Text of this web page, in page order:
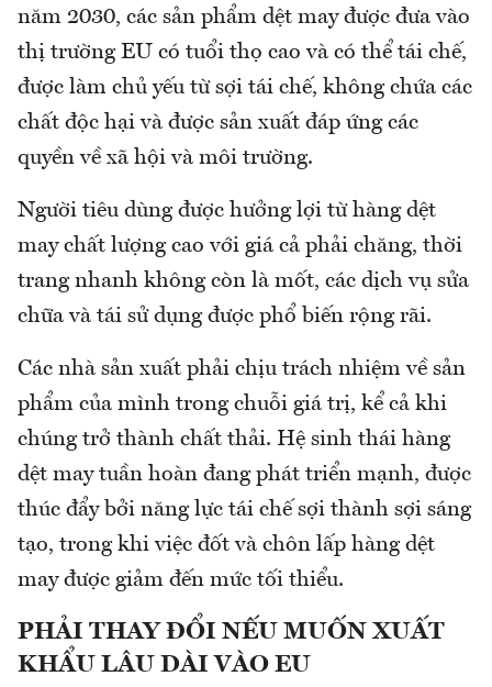
năm 2030, các sản phẩm dệt may được đưa vào
thị trường EU có tuổi thọ cao và có thể tái chế,
được làm chủ yếu từ sợi tái chế, không chứa các
chất độc hại và được sản xuất đáp ứng các
quyền về xã hội và môi trường.
Người tiêu dùng được hưởng lợi từ hàng dệt
may chất lượng cao với giá cả phải chăng, thời
trang nhanh không còn là mốt, các dịch vụ sửa
chữa và tái sử dụng được phổ biến rộng rãi.
Các nhà sản xuất phải chịu trách nhiệm về sản
phẩm của mình trong chuỗi giá trị, kể cả khi
chúng trở thành chất thải. Hệ sinh thái hàng
dệt may tuần hoàn đang phát triển mạnh, được
thúc đẩy bởi năng lực tái chế sợi thành sợi sáng
tạo, trong khi việc đốt và chôn lấp hàng dệt
may được giảm đến mức tối thiểu.
PHẢI THAY ĐỔI NẾU MUỐN XUẤT
KHẨU LÂU DÀI VÀO EU